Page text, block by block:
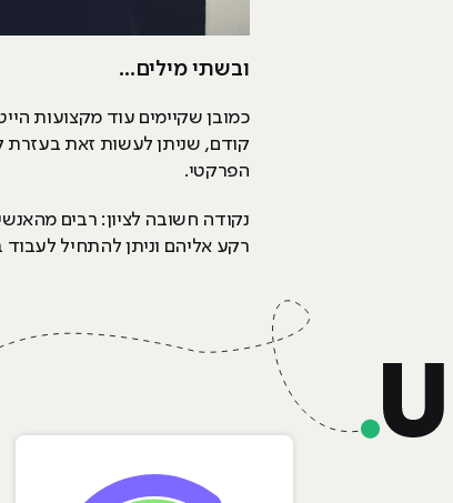
ובשתי מילים...
כמובן שקיימים עוד מקצועות
קודם, שניתן לעשות זאת בעזרת
הפרקטי.
נקודה חשובה לציון: רבים
רקע אליהם וניתן להתחיל